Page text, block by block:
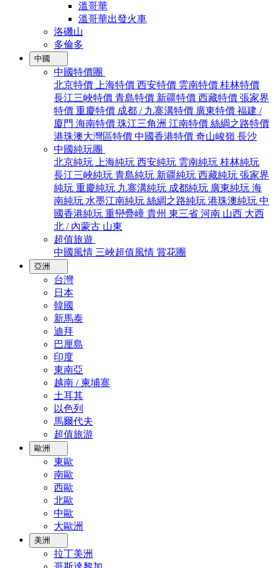
溫哥華
溫哥華出發火車
洛磯山
多倫多
中國
中國特價團
北京特價
上海特價 西安特價 雲南特價 桂林特價
長江三峽特價 青島特價 新疆特價 西藏特價 張家界
特價 重慶特價 成都 / 九寨溝特價 廣東特價 福建 /
廈門 海南特價 珠江三角洲 江南特價 絲綢之路特價
港珠澳大灣區特價 中國香港特價 奇山峻嶺 長沙
中國純玩團
北京純玩
上海純玩 西安純玩 雲南純玩 桂林純玩
長江三峽純玩 青島純玩 新疆純玩 西藏純玩 張家界
純玩 重慶純玩 九寨溝純玩 成都純玩 廣東純玩 海
南純玩 水墨江南純玩 絲綢之路純玩 港珠澳純玩 中
國香港純玩 重巒疊嶂 貴州 東三省 河南 山西 大西
北 / 內蒙古 山東
超值旅遊
中國風情 三峽超值風情 賞花團
亞洲
台灣
日本
韓國
新馬泰
迪拜
巴厘島
印度
東南亞
越南 / 柬埔寨
土耳其
以色列
馬爾代夫
超值旅游
歐洲
東歐
南歐
西歐
北歐
中歐
大歐洲
美洲
拉丁美洲